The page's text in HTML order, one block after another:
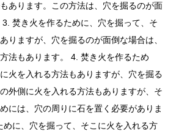
あります。この方法は、穴を掘るのが面
焚き火を作るために、穴を掘って、そ
りますが、穴を掘るのが面倒な場合は、
法もあります。 4. 焚き火を作るため
火を入れる方法もありますが、穴を掘る
外側に火を入れる方法もありますが、そ
には、穴の周りに石を置く必要がありま
に、穴を掘って、そこに火を入れる方